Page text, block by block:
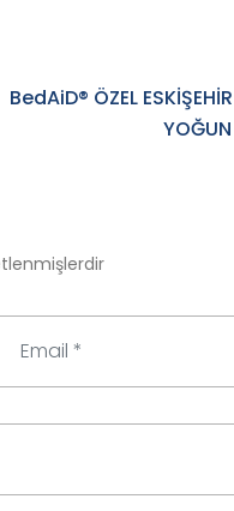
BedAiD® ÖZEL